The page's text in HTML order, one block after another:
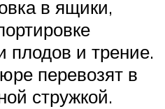
в ящики,
плодов и трение.
перевозят в
стружкой.